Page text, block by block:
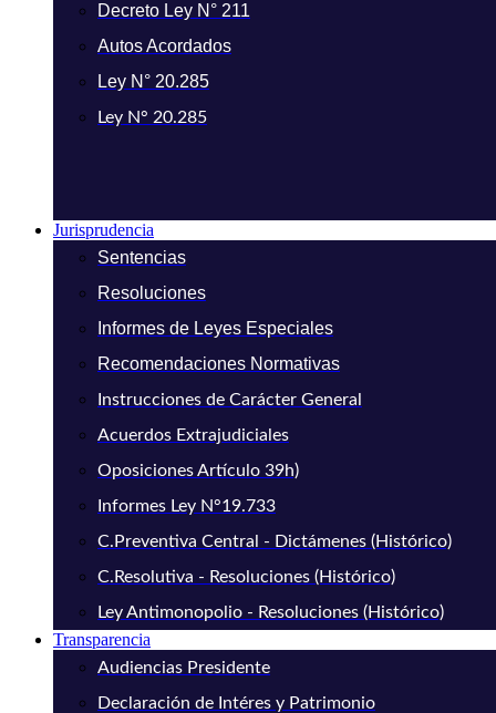
Decreto Ley N° 211
Autos Acordados
Ley N° 20.285
Ley N° 20.285
Jurisprudencia
Sentencias
Resoluciones
Informes de Leyes Especiales
Recomendaciones Normativas
Instrucciones de Carácter General
Acuerdos Extrajudiciales
Oposiciones Artículo 39h)
Informes Ley N°19.733
C.Preventiva Central - Dictámenes (Histórico)
C.Resolutiva - Resoluciones (Histórico)
Ley Antimonopolio - Resoluciones (Histórico)
Transparencia
Audiencias Presidente
Declaración de Intéres y Patrimonio